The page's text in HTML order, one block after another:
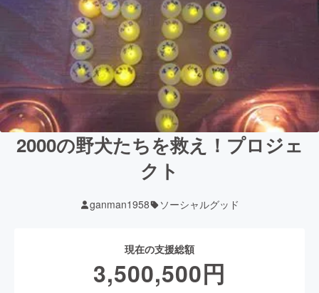
2000の野犬たちを救え！プロジェ
クト
ganman1958 ソーシャルグッド
現在の支援総額
3,500,500円